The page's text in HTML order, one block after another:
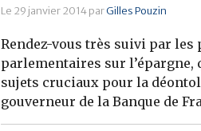
Le 29 janvier 2014 parGilles Pouzin
Rendez-vous très suivi par
parlementaires sur l’épargne,
sujets cruciaux pour la
gouverneur de la Banque de